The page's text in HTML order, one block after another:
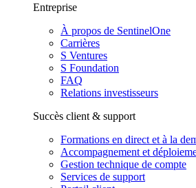
Entreprise
À propos de SentinelOne
Carrières
S Ventures
S Foundation
FAQ
Relations investisseurs
Succès client & support
Formations en direct et à la
Accompagnement et
Gestion technique de compte
Services de support